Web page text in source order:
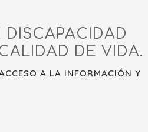
DE VIDA.
A LA INFORMACIÓN Y